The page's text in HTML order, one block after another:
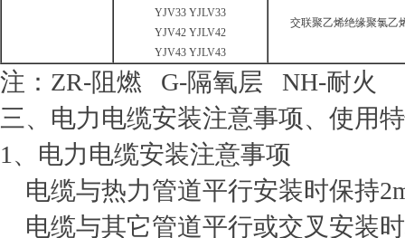
YJV33 YJLV33
YJV42 YJLV42
YJV43 YJLV43
交联聚乙烯绝缘聚氯乙
注：ZR-阻燃 G-隔氧层 NH-耐火
三、电力电缆安装注意事项、使用
1、电力电缆安装注意事项
电缆与热力管道平行安装时保持
电缆与其它管道平行或交叉安装